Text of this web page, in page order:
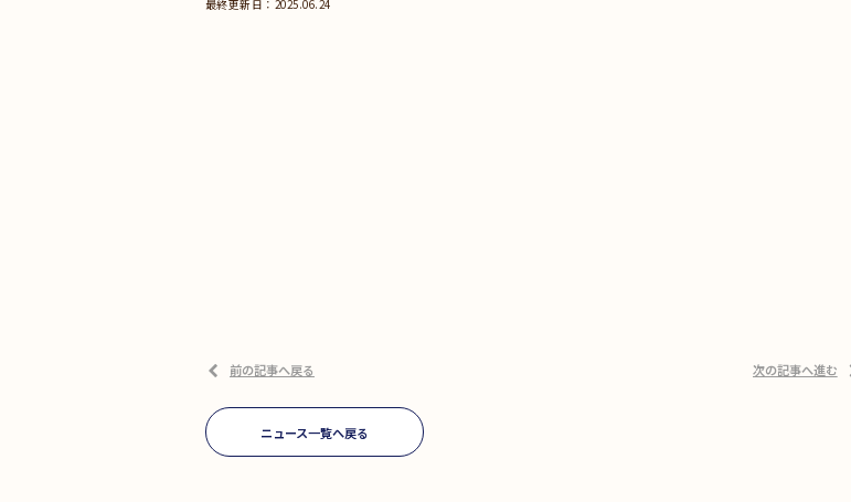
2025.06.24
前の記事へ戻る 次の記事へ進む
ニュース一覧へ戻る